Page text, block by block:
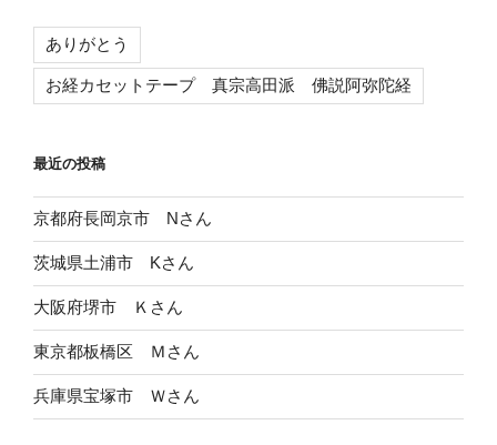
ありがとう
お経カセットテープ 真宗高田派 佛説阿弥陀経
最近の投稿
京都府長岡京市 Nさん
茨城県土浦市 Kさん
大阪府堺市 Ｋさん
東京都板橋区 Ｍさん
兵庫県宝塚市 Ｗさん